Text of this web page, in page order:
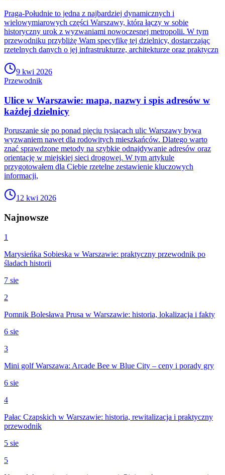
Praga-Południe to jedna z najbardziej dynamicznych i
wielowymiarowych części Warszawy, która łączy w sobie
historyczny urok z wyzwaniami nowoczesnej metropolii. W tym
przewodniku przybliżę Wam specyfikę tej dzielnicy, dostarczając
rzetelnych danych o jej infrastrukturze, architekturze oraz praktyczn
9 kwi 2026
Przewodnik
Ulice w Warszawie: mapa, nazwy i spis adresów w
każdej dzielnicy
Poruszanie się po ponad pięciu tysiącach ulic Warszawy bywa
wyzwaniem nawet dla rodowitych mieszkańców. Dlatego warto
znać sprawdzone metody na szybkie odnajdywanie adresów oraz
orientację w miejskiej sieci drogowej. W tym artykule
przygotowałem dla Ciebie rzetelne zestawienie kluczowych
informacji,
12 kwi 2026
Najnowsze
1
Marysieńka Sobieska w Warszawie: praktyczny przewodnik po
śladach historii
7 sie
2
Pomnik Bolesława Prusa w Warszawie: historia, lokalizacja i fakty
6 sie
3
Mini golf Warszawa: Arcade Bee w Blue City – ceny i porady gry
6 sie
4
Pałac Czapskich w Warszawie: historia, rewitalizacja i praktyczny
przewodnik
5 sie
5